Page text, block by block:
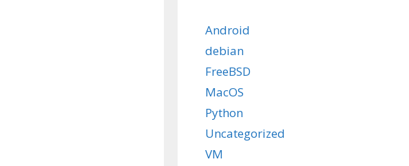
Android
debian
FreeBSD
MacOS
Python
Uncategorized
VM